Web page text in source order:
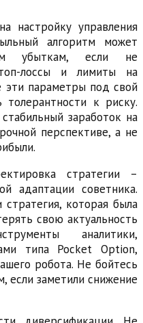
настройку управления
алгоритм может
убыткам, если не
лоссы и лимиты на
эти параметры под свой
к риску.
заработок на
перспективе, а не
стратегии –
адаптации советника.
которая была
свою актуальность
аналитики,
типа Pocket Option,
робота. Не бойтесь
если заметили снижение